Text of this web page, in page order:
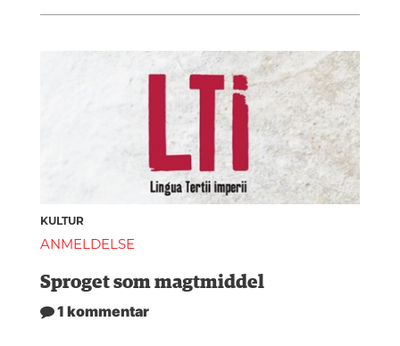
KULTUR
ANMELDELSE
Sproget som magtmiddel
1 kommentar